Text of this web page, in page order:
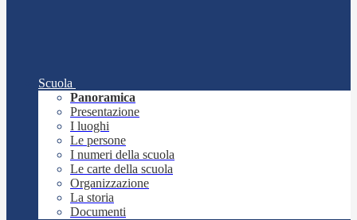
Scuola
Panoramica
Presentazione
I luoghi
Le persone
I numeri della scuola
Le carte della scuola
Organizzazione
La storia
Documenti